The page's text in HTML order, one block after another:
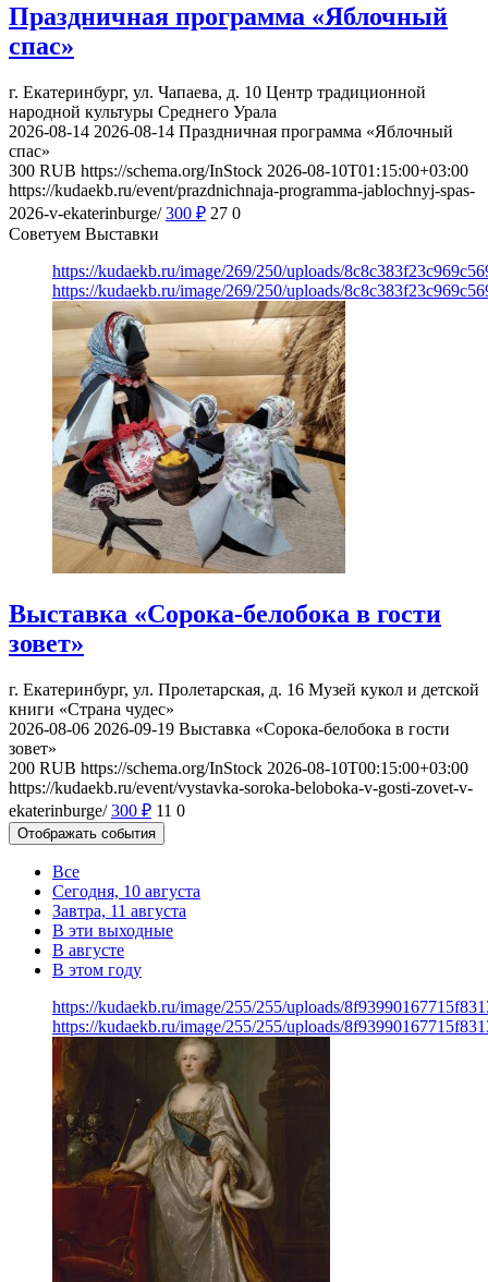
Праздничная программа «Яблочный
спас»
г. Екатеринбург, ул. Чапаева, д. 10 Центр традиционной
народной культуры Среднего Урала
2026-08-14 2026-08-14 Праздничная программа «Яблочный
спас»
300 RUB https://schema.org/InStock 2026-08-10T01:15:00+03:00
https://kudaekb.ru/event/prazdnichnaja-programma-jablochnyj-spas-
2026-v-ekaterinburge/ 300 ₽ 27 0
Советуем Выставки
https://kudaekb.ru/image/269/250/uploads/
https://kudaekb.ru/image/269/250/uploads/
Выставка «Сорока-белобока в гости
зовет»
г. Екатеринбург, ул. Пролетарская, д. 16 Музей кукол и детской
книги «Страна чудес»
2026-08-06 2026-09-19 Выставка «Сорока-белобока в гости
зовет»
200 RUB https://schema.org/InStock 2026-08-10T00:15:00+03:00
https://kudaekb.ru/event/vystavka-soroka-beloboka-v-gosti-zovet-v-
ekaterinburge/ 300 ₽ 11 0
Отображать события
Все
Сегодня, 10 августа
Завтра, 11 августа
В эти выходные
В августе
В этом году
https://kudaekb.ru/image/255/255/uploads/
https://kudaekb.ru/image/255/255/uploads/